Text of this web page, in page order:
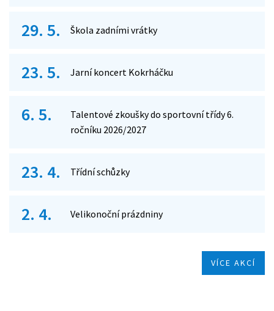
29. 5. Škola zadními vrátky
23. 5. Jarní koncert Kokrháčku
6. 5.
Talentové zkoušky do sportovní třídy 6.
ročníku 2026/2027
23. 4. Třídní schůzky
2. 4. Velikonoční prázdniny
VÍCE AKCÍ